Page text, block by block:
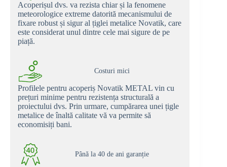
Acoperișul dvs. va rezista chiar și la fenomene
meteorologice extreme datorită mecanismului de
fixare robust și sigur al țiglei metalice Novatik, care
este considerat unul dintre cele mai sigure de pe
piață.
Costuri mici
Profilele pentru acoperiș Novatik METAL vin cu
prețuri minime pentru rezistența structurală a
proiectului dvs. Prin urmare, cumpărarea unei țigle
metalice de înaltă calitate vă va permite să
economisiți bani.
Până la 40 de ani garanție